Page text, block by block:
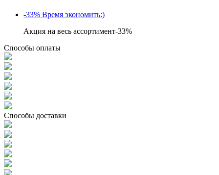
-33% Время экономить:)
Акция на весь ассортимент-33%
Способы оплаты
Способы доставки